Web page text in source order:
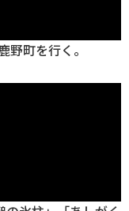
町を行く。